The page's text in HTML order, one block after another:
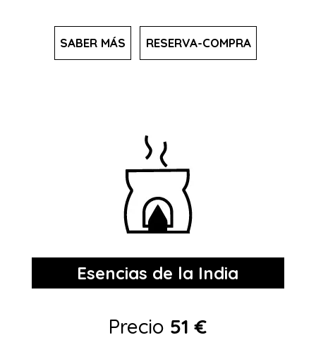
SABER MÁS RESERVA-COMPRA
Esencias de la India
Precio 51 €